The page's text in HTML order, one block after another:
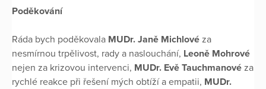
Poděkování
Ráda bych poděkovala MUDr. Janě Michlové za
nesmírnou trpělivost, rady a naslouchání, Leoně Mohrové
nejen za krizovou intervenci, MUDr. Evě Tauchmanové za
rychlé reakce při řešení mých obtíží a empatii, MUDr.